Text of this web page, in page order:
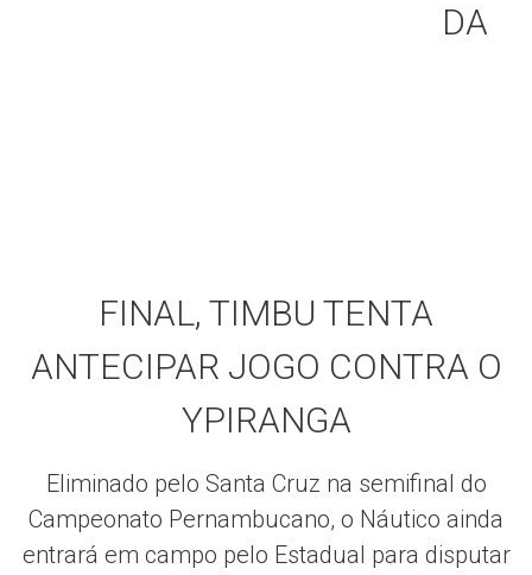
DA
FINAL, TIMBU TENTA
ANTECIPAR JOGO CONTRA O
YPIRANGA
Eliminado pelo Santa Cruz na semifinal do
Campeonato Pernambucano, o Náutico ainda
entrará em campo pelo Estadual para disputar